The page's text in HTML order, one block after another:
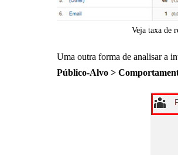
Veja taxa de
Uma outra forma de analisar a
Público-Alvo >